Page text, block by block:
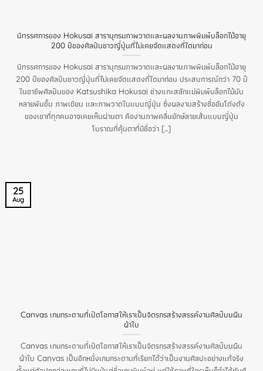
นิทรรศการของ Hokusai สารานุกรมภาพวาดและผลงานภาพพิมพ์บล็อกไม้อายุ
200 ปีของศิลปินชาวญี่ปุ่นที่ไม่เคยจัดแสดงที่ใดมาก่อน
นิทรรศการของ Hokusai สารานุกรมภาพวาดและผลงานภาพพิมพ์บล็อกไม้อายุ
200 ปีของศิลปินชาวญี่ปุ่นที่ไม่เคยจัดแสดงที่ใดมาก่อน ประสบการณ์กว่า 70 ปี
ในอาชีพศิลปินของ Katsushika Hokusai ช่างแกะสลักแม่พิมพ์บล็อกไม้นับ
หลายพันชิ้น ภาพเขียน และภาพวาดในแบบญี่ปุ่น ซึ่งผลงานสร้างชื่ออันโด่งดัง
ของเขาที่ทุกคนอาจเคยเห็นผ่านตา คืองานภาพคลื่นยักษ์ลายเส้นแบบญี่ปุ่น
โบราณที่คุ้นตาที่มีชื่อว่า [...]
Canvas เกมกระดานที่เปิดโอกาสให้เราเป็นจิตรกรสร้างสรรค์งานศิลป์บนผืน
ผ้าใบ
Canvas เกมกระดานที่เปิดโอกาสให้เราเป็นจิตรกรสร้างสรรค์งานศิลป์บนผืน
ผ้าใบ Canvas เป็นอีกหนึ่งเกมกระดานที่เรียกได้ว่าเป็นงานศิลปะอย่างแท้จริง
25
Aug